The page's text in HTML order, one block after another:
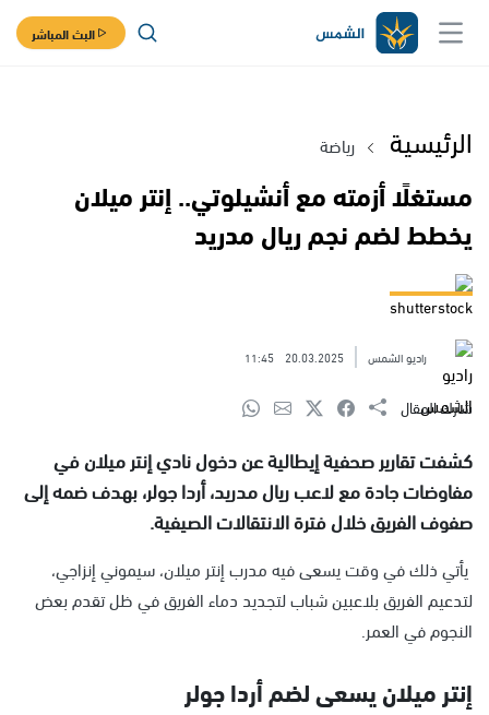
البث المباشر
الرئيسية رياضة
مستغلًا أزمته مع أنشيلوتي.. إنتر ميلان
يخطط لضم نجم ريال مدريد
shutterstock
راديو الشمس 20.03.2025
11:45
شارك المقال
كشفت تقارير صحفية إيطالية عن دخول نادي إنتر ميلان في
مفاوضات جادة مع لاعب ريال مدريد، أردا جولر، بهدف ضمه إلى
صفوف الفريق خلال فترة الانتقالات الصيفية.
يأتي ذلك في وقت يسعى فيه مدرب إنتر ميلان، سيموني إنزاجي،
لتدعيم الفريق بلاعبين شباب لتجديد دماء الفريق في ظل تقدم بعض
النجوم في العمر.
إنتر ميلان يسعى لضم أردا جولر